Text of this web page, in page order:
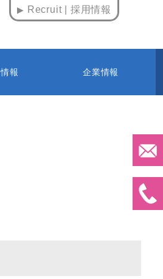
Recruit | 採用情報
報 企業情報